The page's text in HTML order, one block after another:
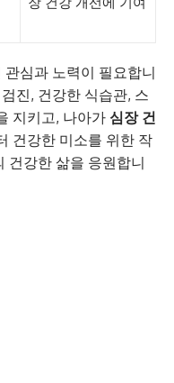
심과 노력이 필요합니
진, 건강한 식습관, 스
지키고, 나아가 심장 건
건강한 미소를 위한 작
건강한 삶을 응원합니